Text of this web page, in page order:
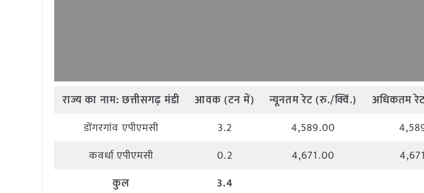
राज्यका नाम:छत्तीसगढ़ मंडी आवक(टन में) न्यूनतमरेट(रु./क्विं.) अधिकतम
डोंगरगांव एपीएमसी
3.2 4,589.00
कवर्धा एपीएमसी
0.2 4,671.00
कुल
3.4